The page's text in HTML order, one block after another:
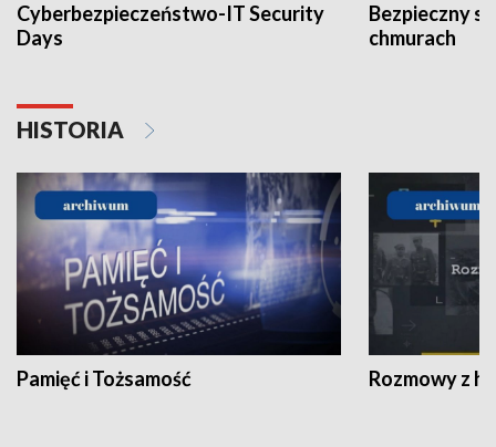
Cyberbezpieczeństwo-IT Security
Days
Bezpieczny
chmurach
HISTORIA
Pamięć i Tożsamość Rozmowy z